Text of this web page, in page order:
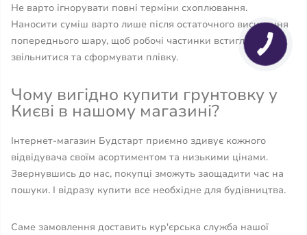
Не варто ігнорувати повні терміни схоплювання.
Наносити суміш варто лише після остаточного висихання
попереднього шару, щоб робочі частинки встигли
звільнитися та сформувати плівку.
Чому вигідно купити грунтовку у
Києві в нашому магазині?
Інтернет-магазин Будстарт приємно здивує кожного
відвідувача своїм асортиментом та низькими цінами.
Звернувшись до нас, покупці зможуть заощадити час на
пошуки. І відразу купити все необхідне для будівництва.
Саме замовлення доставить кур'єрська служба нашої